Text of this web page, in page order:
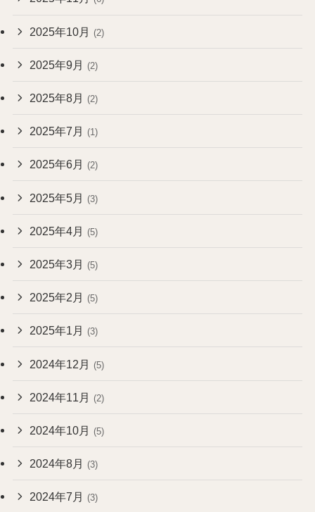
2025年10月 (2)
2025年9月 (2)
2025年8月 (2)
2025年7月 (1)
2025年6月 (2)
2025年5月 (3)
2025年4月 (5)
2025年3月 (5)
2025年2月 (5)
2025年1月 (3)
2024年12月 (5)
2024年11月 (2)
2024年10月 (5)
2024年8月 (3)
2024年7月 (3)